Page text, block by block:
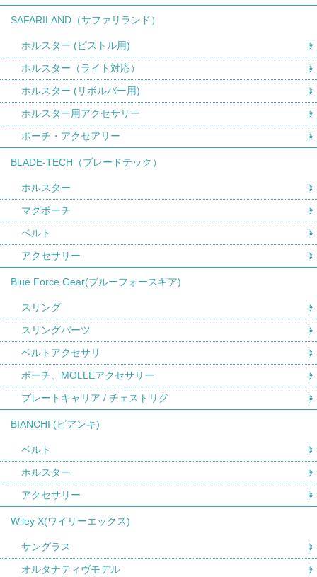
SAFARILAND（サファリランド）
ホルスター (ピストル用)
ホルスター（ライト対応）
ホルスター (リボルバー用)
ホルスター用アクセサリー
ポーチ・アクセアリー
BLADE-TECH（ブレードテック）
ホルスター
マグポーチ
ベルト
アクセサリー
Blue Force Gear(ブルーフォースギア)
スリング
スリングパーツ
ベルトアクセサリ
ポーチ、MOLLEアクセサリー
プレートキャリア / チェストリグ
BIANCHI (ビアンキ)
ベルト
ホルスター
アクセサリー
Wiley X(ワイリーエックス)
サングラス
オルタナティヴモデル